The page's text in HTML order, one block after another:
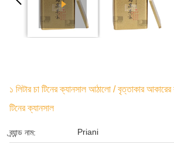
১ লিটার চা টিনের ক্যানসাল আঠালো / বৃত্তাকার
টিনের ক্যানসাল
ব্র্যান্ড নাম: Priani